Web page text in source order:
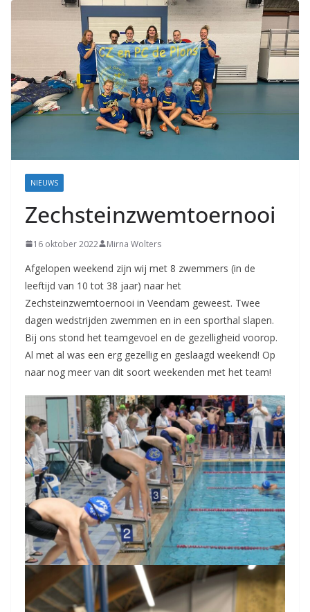
Coevorden
NIEUWS
Zechsteinzwemtoernooi
16 oktober 2022 Mirna Wolters
Afgelopen weekend zijn wij met 8 zwemmers (in de
leeftijd van 10 tot 38 jaar) naar het
Zechsteinzwemtoernooi in Veendam geweest. Twee
dagen wedstrijden zwemmen en in een sporthal slapen.
Bij ons stond het teamgevoel en de gezelligheid voorop.
Al met al was een erg gezellig en geslaagd weekend! Op
naar nog meer van dit soort weekenden met het team!